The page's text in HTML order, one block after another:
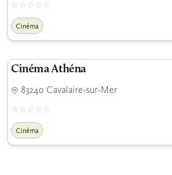
Cinéma
Cinéma Athéna
83240 Cavalaire-sur-Mer
Cinéma